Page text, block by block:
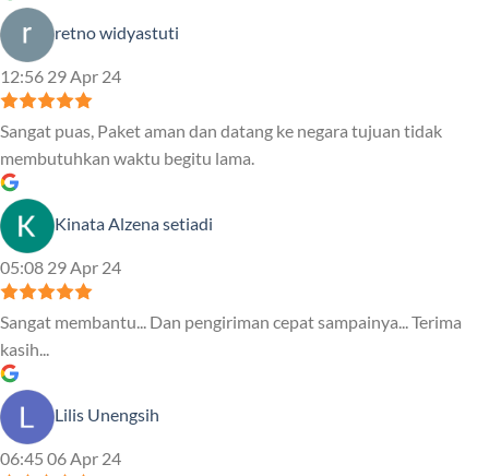
retno widyastuti
12:56 29 Apr 24
Sangat puas, Paket aman dan datang ke negara tujuan tidak
membutuhkan waktu begitu lama.
Kinata Alzena setiadi
05:08 29 Apr 24
Sangat membantu... Dan pengiriman cepat sampainya... Terima
kasih...
Lilis Unengsih
06:45 06 Apr 24